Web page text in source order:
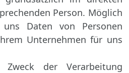
Person. Möglich
Daten von Personen
Unternehmen für uns
Zweck der Verarbeitung